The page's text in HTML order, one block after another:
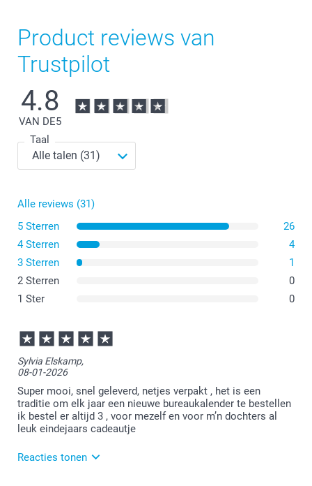
Product reviews van
Trustpilot
4.8
VAN DE5
Taal
Alle reviews (31)
5 Sterren
26
4 Sterren
4
3 Sterren
1
2 Sterren
0
1 Ster
0
Sylvia Elskamp,
08-01-2026
Super mooi, snel geleverd, netjes verpakt , het is een
traditie om elk jaar een nieuwe bureaukalender te bestellen
ik bestel er altijd 3 , voor mezelf en voor m’n dochters al
leuk eindejaars cadeautje
Reacties tonen